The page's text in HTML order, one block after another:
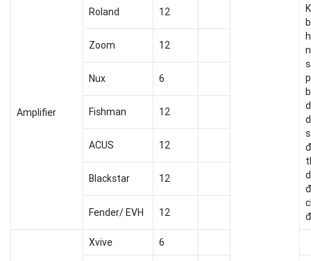
Amplifier
Roland 12
Zoom 12
Nux 6
Fishman 12
ACUS 12
Blackstar 12
Fender/ EVH 12
Xvive 6